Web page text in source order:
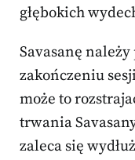
głębokich
Savasanę
zakończeniu
może to
trwania
zaleca się